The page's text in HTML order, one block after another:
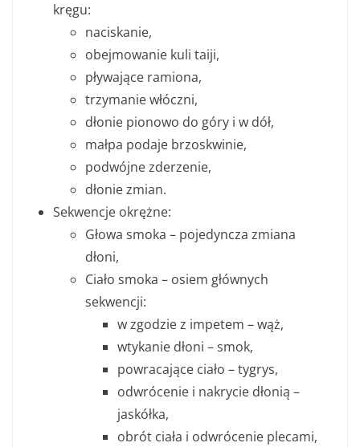
kręgu:
naciskanie,
obejmowanie kuli taiji,
pływające ramiona,
trzymanie włóczni,
dłonie pionowo do góry i w dół,
małpa podaje brzoskwinie,
podwójne zderzenie,
dłonie zmian.
Sekwencje okrężne:
Głowa smoka – pojedyncza zmiana
dłoni,
Ciało smoka – osiem głównych
sekwencji:
w zgodzie z impetem – wąż,
wtykanie dłoni – smok,
powracające ciało – tygrys,
odwrócenie i nakrycie dłonią –
jaskółka,
obrót ciała i odwrócenie plecami,